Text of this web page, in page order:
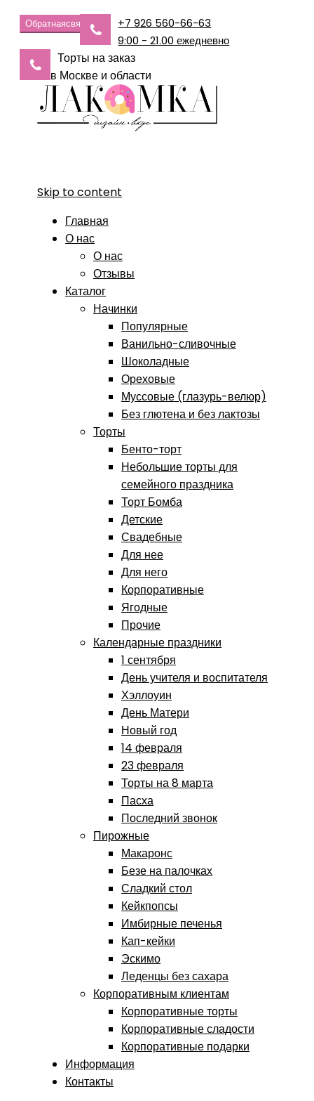
Обратнаясвязь
+7 926 560-66-63
9:00 - 21.00 ежедневно
Торты на заказ
в Москве и области
Skip to content
Главная
О нас
О нас
Отзывы
Каталог
Начинки
Популярные
Ванильно-сливочные
Шоколадные
Ореховые
Муссовые (глазурь-велюр)
Без глютена и без лактозы
Торты
Бенто-торт
Небольшие торты для
семейного праздника
Торт Бомба
Детские
Свадебные
Для нее
Для него
Корпоративные
Ягодные
Прочие
Календарные праздники
1 сентября
День учителя и воспитателя
Хэллоуин
День Матери
Новый год
14 февраля
23 февраля
Торты на 8 марта
Пасха
Последний звонок
Пирожные
Макаронс
Безе на палочках
Сладкий стол
Кейкпопсы
Имбирные печенья
Кап-кейки
Эскимо
Леденцы без сахара
Корпоративным клиентам
Корпоративные торты
Корпоративные сладости
Корпоративные подарки
Информация
Контакты